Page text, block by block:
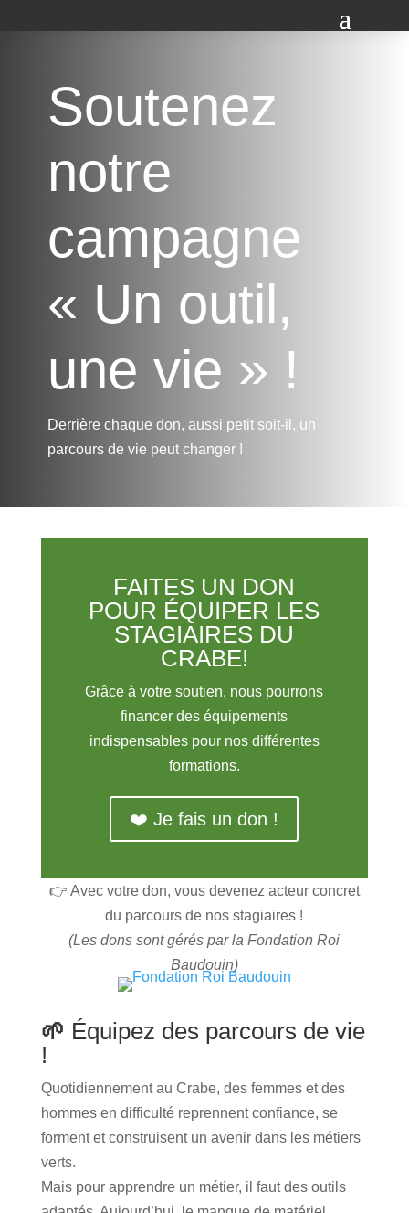
Soutenez
notre
campagne
« Un outil,
une vie » !
Derrière chaque don, aussi petit soit-il, un
parcours de vie peut changer !
FAITES UN DON
POUR ÉQUIPER LES
STAGIAIRES DU
CRABE!
Grâce à votre soutien, nous pourrons
financer des équipements
indispensables pour nos différentes
formations.
❤️ Je fais un don !
👉 Avec votre don, vous devenez acteur concret
du parcours de nos stagiaires !
(Les dons sont gérés par la Fondation Roi
Baudouin)
🌱 Équipez des parcours de vie
!
Quotidiennement au Crabe, des femmes et des
hommes en difficulté reprennent confiance, se
forment et construisent un avenir dans les métiers
verts.
Mais pour apprendre un métier, il faut des outils